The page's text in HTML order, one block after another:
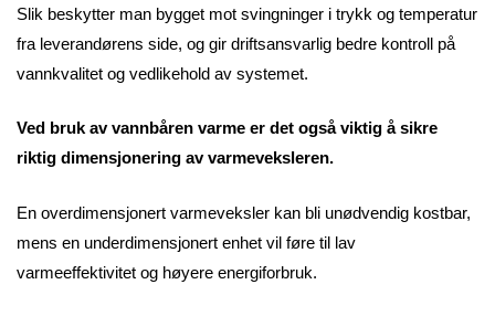
Slik beskytter man bygget mot svingninger i trykk og temperatur
fra leverandørens side, og gir driftsansvarlig bedre kontroll på
vannkvalitet og vedlikehold av systemet.
Ved bruk av vannbåren varme er det også viktig å sikre
riktig dimensjonering av varmeveksleren.
En overdimensjonert varmeveksler kan bli unødvendig kostbar,
mens en underdimensjonert enhet vil føre til lav
varmeeffektivitet og høyere energiforbruk.